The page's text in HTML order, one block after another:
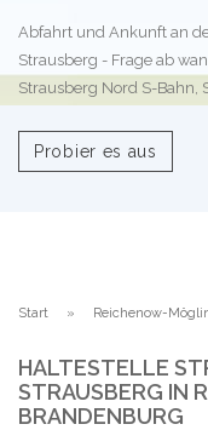
Abfahrt und Ankunft an
Strausberg - Frage ab
Strausberg Nord S-Bahn,
Probier es aus
Start Reichenow-
HALTESTELLE
STRAUSBERG IN
BRANDENBURG